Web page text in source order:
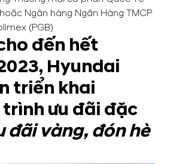
Ngân hàng Ngân Hàng TMCP
(PGB)
đến hết
Hyundai
triển khai
ưu đãi đặc
đãi vàng, đón hè